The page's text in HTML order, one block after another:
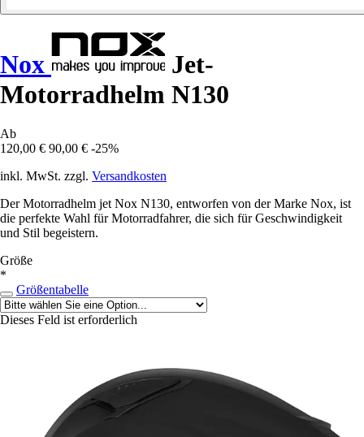
Nox
Jet-
Motorradhelm N130
Ab
120,00 € 90,00 € -25%
inkl. MwSt. zzgl. Versandkosten
Der Motorradhelm jet Nox N130, entworfen von der Marke Nox, ist
die perfekte Wahl für Motorradfahrer, die sich für Geschwindigkeit
und Stil begeistern.
Größe
*
Größentabelle
Dieses Feld ist erforderlich